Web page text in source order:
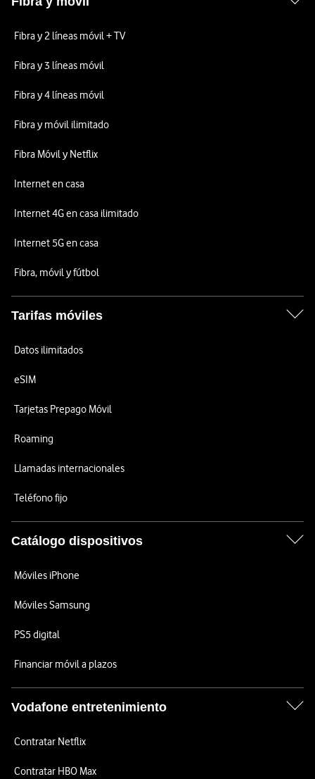
Fibra y 2 líneas móvil + TV
Fibra y 3 líneas móvil
Fibra y 4 líneas móvil
Fibra y móvil ilimitado
Fibra Móvil y Netflix
Internet en casa
Internet 4G en casa ilimitado
Internet 5G en casa
Fibra, móvil y fútbol
Tarifas móviles
Datos ilimitados
eSIM
Tarjetas Prepago Móvil
Roaming
Llamadas internacionales
Teléfono fijo
Catálogo dispositivos
Móviles iPhone
Móviles Samsung
PS5 digital
Financiar móvil a plazos
Vodafone entretenimiento
Contratar Netflix
Contratar HBO Max